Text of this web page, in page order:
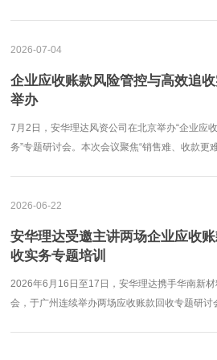
2026-07-04
企业应收账款风险管控与高效追
举办
7月2日，安华理达风资公司在北京举办“企业应
务”专题研讨会。本次会议聚焦“销售难、收款更
2026-06-22
安华理达受邀主讲两场企业应收
收实务专题培训
2026年6月16日至17日，安华理达携手华南新
会，于广州连续举办两场应收账款回收专题研讨